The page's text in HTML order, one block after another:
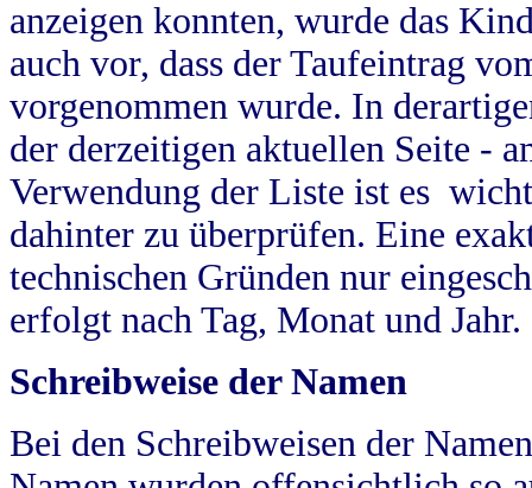
anzeigen konnten, wurde das
auch vor, dass der Taufeintrag
vorgenommen wurde. In
der derzeitigen aktuellen Seite -
Verwendung der Liste ist es
dahinter zu überprüfen. Eine
technischen Gründen nur
erfolgt nach Tag, Monat und Jahr.
Schreibweise der Namen
Bei den Schreibweisen der